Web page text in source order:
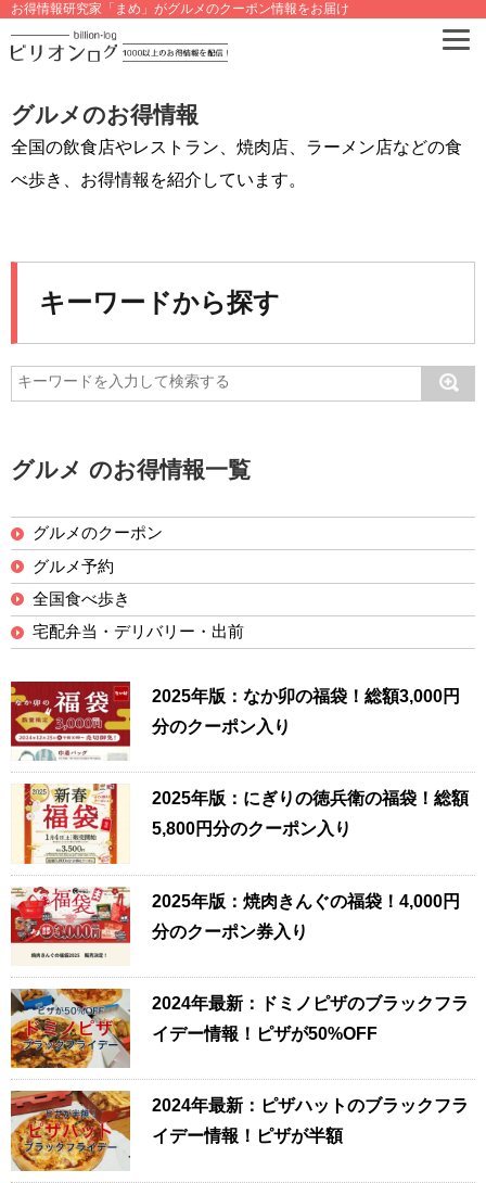
お得情報研究家「まめ」がグルメのクーポン情報をお届け
グルメのお得情報
全国の飲食店やレストラン、焼肉店、ラーメン店などの食
べ歩き、お得情報を紹介しています。
キーワードから探す
グルメ のお得情報一覧
グルメのクーポン
グルメ予約
全国食べ歩き
宅配弁当・デリバリー・出前
2025年版：なか卯の福袋！総額3,000円
分のクーポン入り
2025年版：にぎりの徳兵衛の福袋！総額
5,800円分のクーポン入り
2025年版：焼肉きんぐの福袋！4,000円
分のクーポン券入り
2024年最新：ドミノピザのブラックフラ
イデー情報！ピザが50%OFF
2024年最新：ピザハットのブラックフラ
イデー情報！ピザが半額